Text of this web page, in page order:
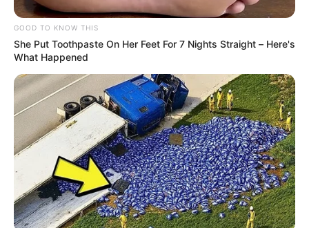
RECIBO DEL AGUA
LOCALIDAD DE USAQUÉN
CUNDINAMARCA
CORTES DE LUZ
LOCALIDAD DE ENGATIVÁ
REGIOTRAM DE OCCIDENTE
LOCALIDAD DE SUBA
GOOD TO KNOW THIS
She Put Toothpaste On Her Feet For 7 Nights Straight – Here's
What Happened